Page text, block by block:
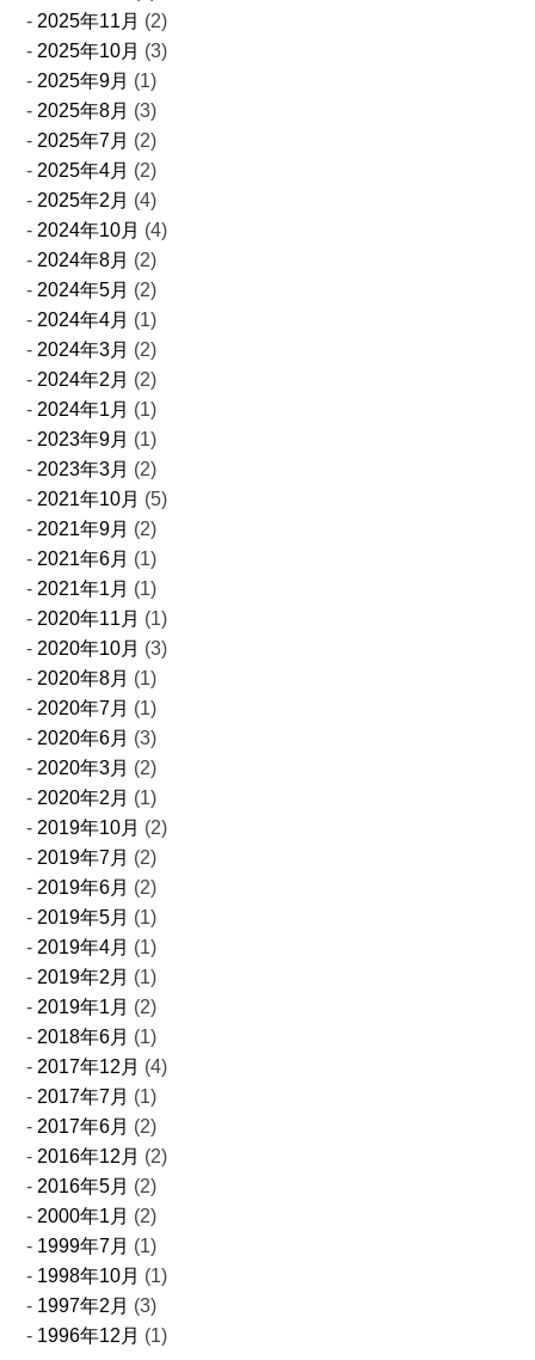
2025年11月 (2)
2025年10月 (3)
2025年9月 (1)
2025年8月 (3)
2025年7月 (2)
2025年4月 (2)
2025年2月 (4)
2024年10月 (4)
2024年8月 (2)
2024年5月 (2)
2024年4月 (1)
2024年3月 (2)
2024年2月 (2)
2024年1月 (1)
2023年9月 (1)
2023年3月 (2)
2021年10月 (5)
2021年9月 (2)
2021年6月 (1)
2021年1月 (1)
2020年11月 (1)
2020年10月 (3)
2020年8月 (1)
2020年7月 (1)
2020年6月 (3)
2020年3月 (2)
2020年2月 (1)
2019年10月 (2)
2019年7月 (2)
2019年6月 (2)
2019年5月 (1)
2019年4月 (1)
2019年2月 (1)
2019年1月 (2)
2018年6月 (1)
2017年12月 (4)
2017年7月 (1)
2017年6月 (2)
2016年12月 (2)
2016年5月 (2)
2000年1月 (2)
1999年7月 (1)
1998年10月 (1)
1997年2月 (3)
1996年12月 (1)